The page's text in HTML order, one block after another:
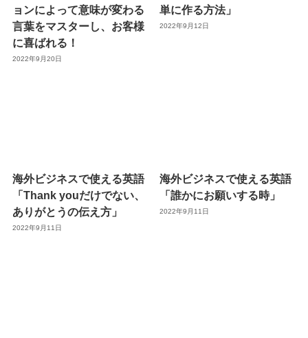
ョンによって意味が変わる
言葉をマスターし、お客様
に喜ばれる！
2022年9月20日
単に作る方法」
2022年9月12日
海外ビジネスで使える英語
「Thank youだけでない、
ありがとうの伝え方」
2022年9月11日
海外ビジネスで使える英語
「誰かにお願いする時」
2022年9月11日